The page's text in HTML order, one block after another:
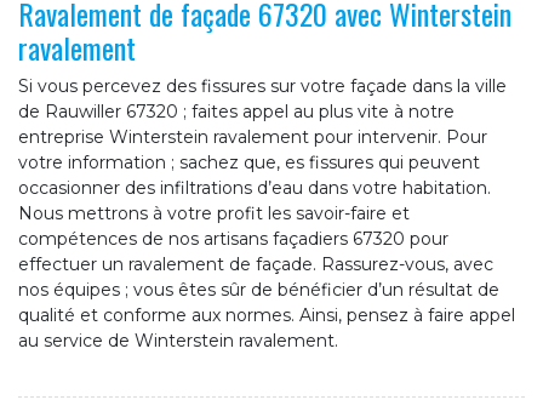
Ravalement de façade 67320 avec Winterstein
ravalement
Si vous percevez des fissures sur votre façade dans la ville
de Rauwiller 67320 ; faites appel au plus vite à notre
entreprise Winterstein ravalement pour intervenir. Pour
votre information ; sachez que, es fissures qui peuvent
occasionner des infiltrations d’eau dans votre habitation.
Nous mettrons à votre profit les savoir-faire et
compétences de nos artisans façadiers 67320 pour
effectuer un ravalement de façade. Rassurez-vous, avec
nos équipes ; vous êtes sûr de bénéficier d’un résultat de
qualité et conforme aux normes. Ainsi, pensez à faire appel
au service de Winterstein ravalement.